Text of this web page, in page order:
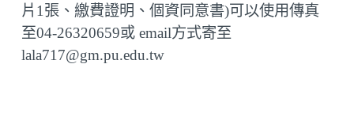
片 1 張、繳費證明、個資同意書)可以使用傳真
至04-26320659或 email方式寄至
lala717@gm.pu.edu.tw